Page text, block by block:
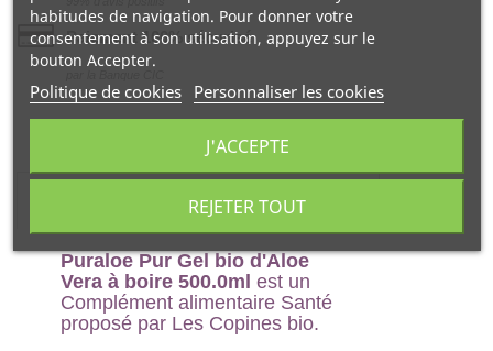
Paiement 100% sécurisé
Puraloe Pur Gel bio d'Aloe
Vera à boire 500.0ml est un
Complément alimentaire Santé
proposé par Les Copines bio.
habitudes de navigation. Pour donner votre
consentement à son utilisation, appuyez sur le
bouton Accepter.
Politique de cookies Personnaliser les cookies
REJETER TOUT
J'ACCEPTE